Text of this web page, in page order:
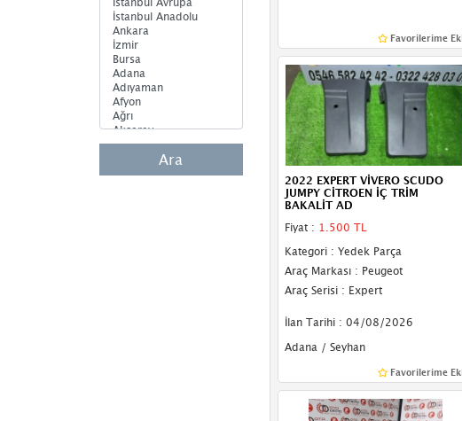
Tavan Döşemesi
Tel
Trim
Vites Topuzu
Lexus(1)
Lincoln
Mahindra
MAN
(6)
Ara
Favorilerime
2022 EXPERT VİVERO SCUDO
JUMPY CİTROEN İÇ TRİM
BAKALİT AD
Fiyat : 1.500 TL
Kategori : Yedek Parça
Araç Markası : Peugeot
Araç Serisi : Expert
İlan Tarihi : 04/08/2026
Adana / Seyhan
Favorilerime